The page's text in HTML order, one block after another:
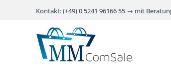
Kontakt: (+49) 0 5241 96166 55 → mit